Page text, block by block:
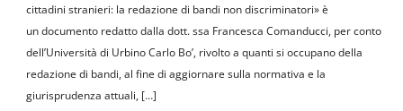
cittadini stranieri: la redazione di bandi non discriminatori» è
un documento redatto dalla dott. ssa Francesca Comanducci, per conto
dell’Università di Urbino Carlo Bo’, rivolto a quanti si occupano della
redazione di bandi, al fine di aggiornare sulla normativa e la
giurisprudenza attuali, […]